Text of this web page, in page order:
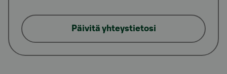
Päivitä yhteystietosi